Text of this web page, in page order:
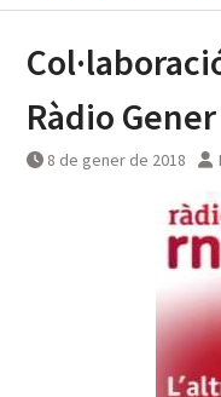
Ràdio
8 de gener de 2018